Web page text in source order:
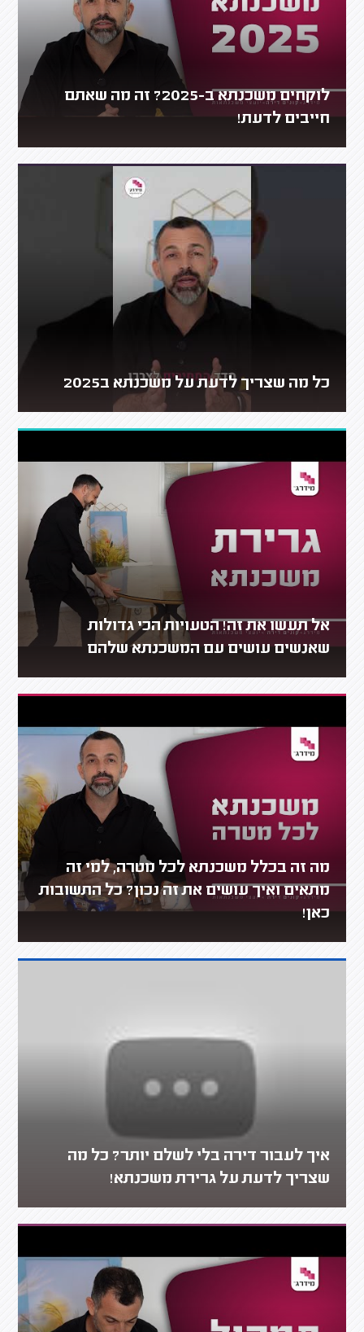
לוקחים משכנתא ב-2025? זה מה שאתם
חייבים לדעת!
כל מה שצריך לדעת על משכנתא ב2025
אל תעשו את זה! הטעויות הכי גדולות
שאנשים עושים עם המשכנתא שלהם
מה זה בכלל משכנתא לכל מטרה, למי זה
מתאים ואיך עושים את זה נכון? כל התשובות
כאן!
איך לעבור דירה בלי לשלם יותר? כל מה
שצריך לדעת על גרירת משכנתא!